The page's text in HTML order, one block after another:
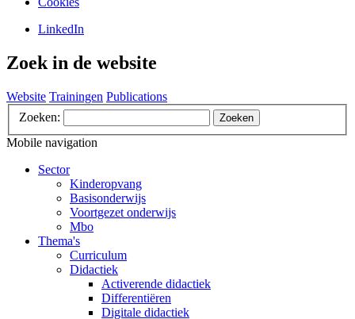
LinkedIn
Zoek in de website
Website Trainingen Publications
Zoeken:
Zoeken
Mobile navigation
Sector
Kinderopvang
Basisonderwijs
Voortgezet onderwijs
Mbo
Thema's
Curriculum
Didactiek
Activerende didactiek
Differentiëren
Digitale didactiek